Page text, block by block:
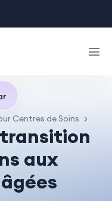
Centres de Soins
aux